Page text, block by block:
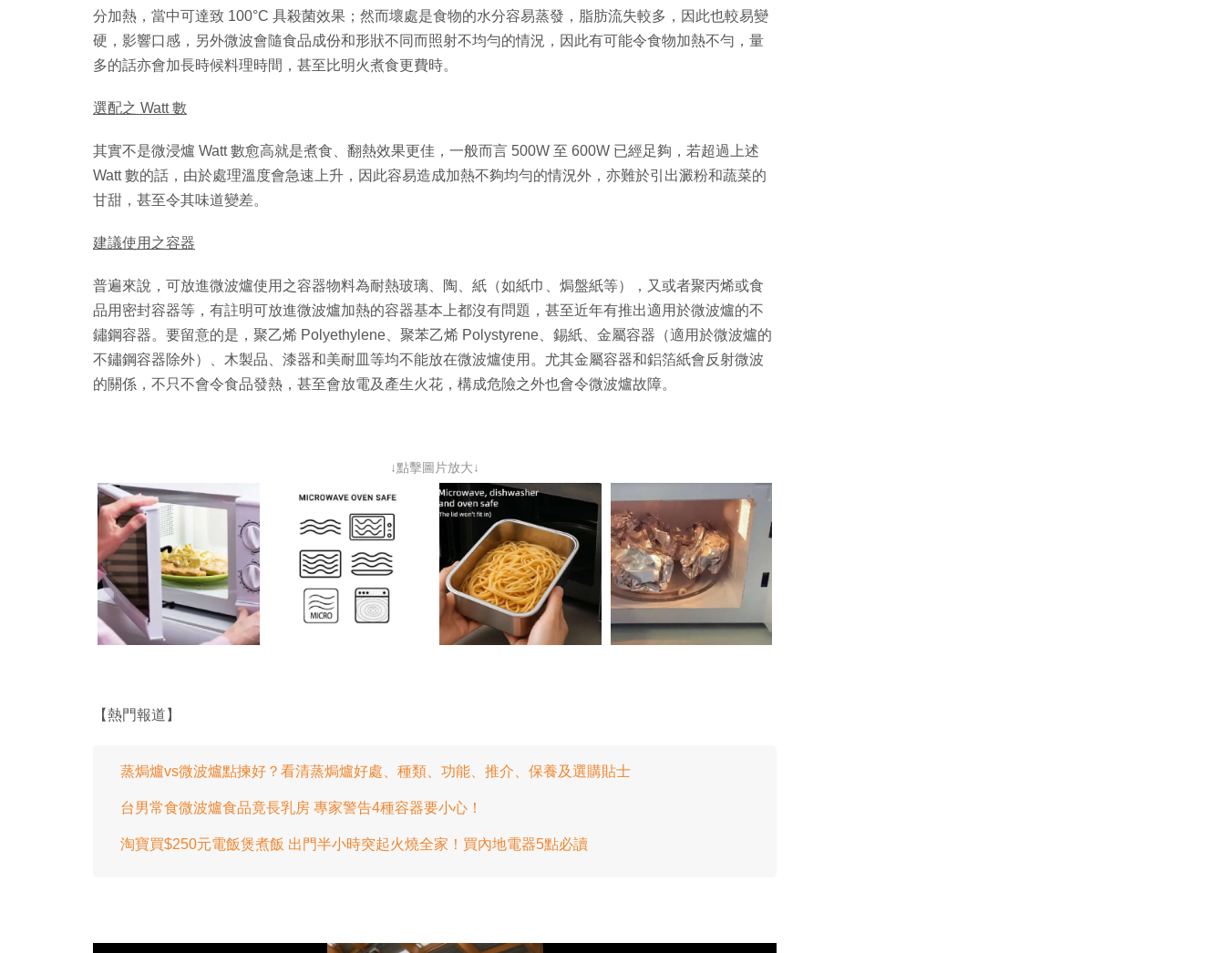
分加熱，當中可達致 100°C 具殺菌效果；然而壞處是食物的水分容易蒸發，脂肪流失較多，因此也較易變
硬，影響口感，另外微波會隨食品成份和形狀不同而照射不均勻的情況，因此有可能令食物加熱不勻，量
多的話亦會加長時候料理時間，甚至比明火煮食更費時。
選配之 Watt 數
其實不是微浸爐 Watt 數愈高就是煮食、翻熱效果更佳，一般而言 500W 至 600W 已經足夠，若超過上述
Watt 數的話，由於處理溫度會急速上升，因此容易造成加熱不夠均勻的情況外，亦難於引出澱粉和蔬菜的
甘甜，甚至令其味道變差。
建議使用之容器
普遍來說，可放進微波爐使用之容器物料為耐熱玻璃、陶、紙（如紙巾、焗盤紙等），又或者聚丙烯或食
品用密封容器等，有註明可放進微波爐加熱的容器基本上都沒有問題，甚至近年有推出適用於微波爐的不
鏽鋼容器。要留意的是，聚乙烯 Polyethylene、聚苯乙烯 Polystyrene、錫紙、金屬容器（適用於微波爐的
不鏽鋼容器除外）、木製品、漆器和美耐皿等均不能放在微波爐使用。尤其金屬容器和鋁箔紙會反射微波
的關係，不只不會令食品發熱，甚至會放電及產生火花，構成危險之外也會令微波爐故障。
↓點擊圖片放大↓
【熱門報道】
蒸焗爐vs微波爐點揀好？看清蒸焗爐好處、種類、功能、推介、保養及選購貼士
台男常食微波爐食品竟長乳房 專家警告4種容器要小心！
淘寶買$250元電飯煲煮飯 出門半小時突起火燒全家！買內地電器5點必讀